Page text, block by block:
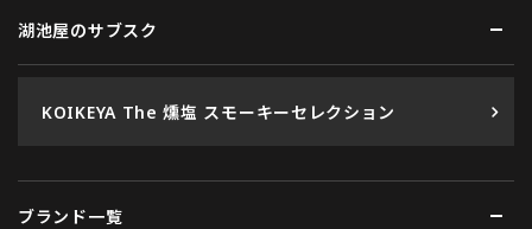
湖池屋のサブスク
KOIKEYA The 燻塩 スモーキーセレクション
ブランド一覧